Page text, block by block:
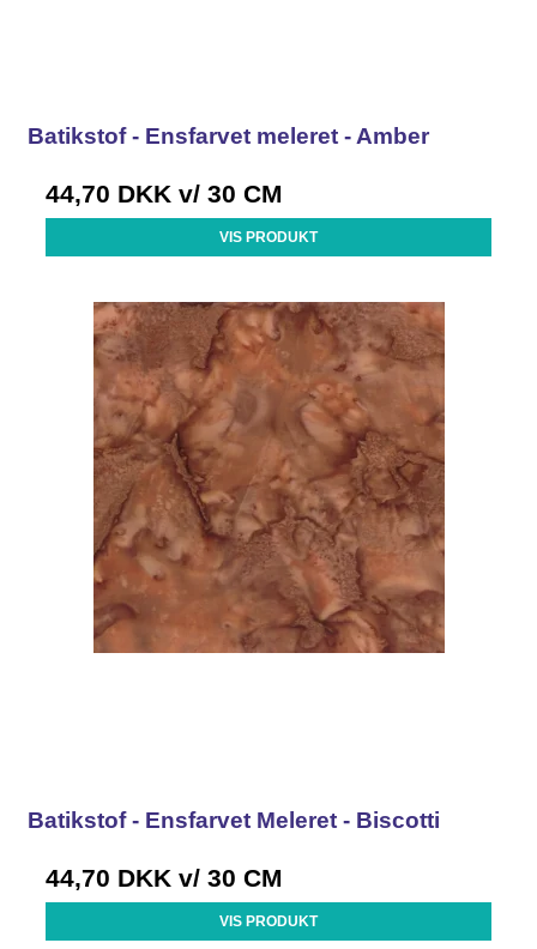
Batikstof - Ensfarvet meleret - Amber
44,70 DKK v/ 30 CM
VIS PRODUKT
Batikstof - Ensfarvet Meleret - Biscotti
44,70 DKK v/ 30 CM
VIS PRODUKT